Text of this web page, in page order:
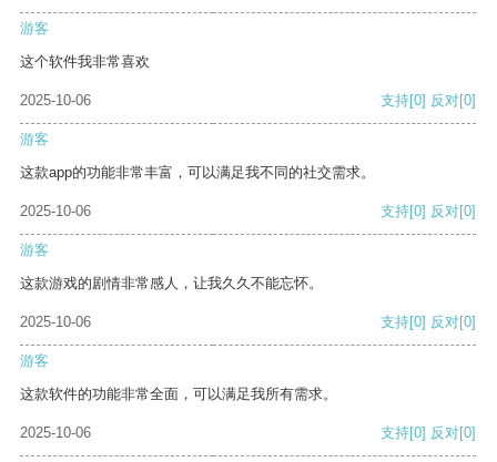
游客
这个软件我非常喜欢
2025-10-06 支持[0] 反对[0]
游客
这款app的功能非常丰富，可以满足我不同的社交需求。
2025-10-06 支持[0] 反对[0]
游客
这款游戏的剧情非常感人，让我久久不能忘怀。
2025-10-06 支持[0] 反对[0]
游客
这款软件的功能非常全面，可以满足我所有需求。
2025-10-06 支持[0] 反对[0]